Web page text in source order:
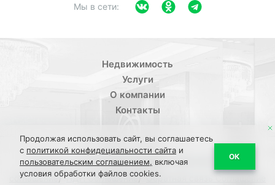
Мы в сети:
Недвижимость
Услуги
О компании
Контакты
Политика конфиденциальности/Пользовательское
соглашение/ПДН Соглашение/Обратная связь Соглашение
Продолжая использовать сайт, вы соглашаетесь
с политикой конфидециальности сайта и
пользовательским соглашением, включая
условия обработки файлов cookies.
ОК